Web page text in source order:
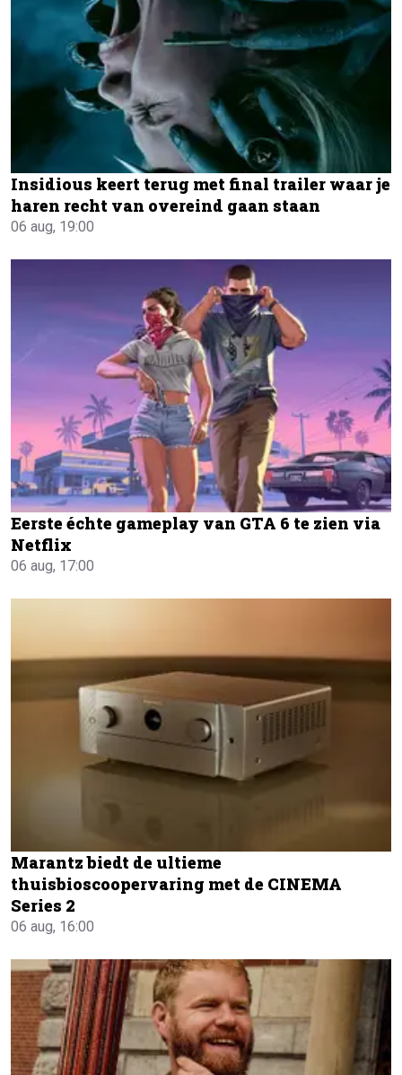
Insidious keert terug met final trailer waar je
haren recht van overeind gaan staan
06 aug, 19:00
Eerste échte gameplay van GTA 6 te zien via
Netflix
06 aug, 17:00
Marantz biedt de ultieme
thuisbioscoopervaring met de CINEMA
Series 2
06 aug, 16:00